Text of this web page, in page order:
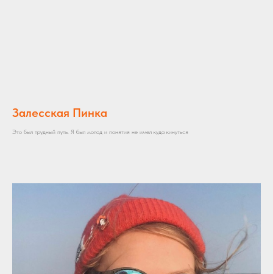
Залесская Пинка
Это был трудный путь. Я был молод и понятия не имел куда кинуться